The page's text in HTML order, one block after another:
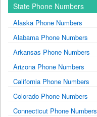
State Phone Numbers
Alaska Phone Numbers
Alabama Phone Numbers
Arkansas Phone Numbers
Arizona Phone Numbers
California Phone Numbers
Colorado Phone Numbers
Connecticut Phone Numbers